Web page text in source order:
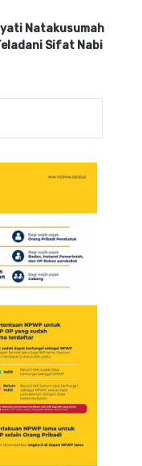
Natakusumah
Sifat Nabi